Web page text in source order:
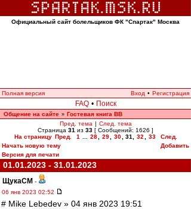
Официальный сайт болельщиков ФК "Спартак" Москва
Полная версия Вход • Регистрация
FAQ • Поиск
Общение на сайте » Гостевая книга ВВ
Пред. тема | След. тема
Страница 31 из 33 [ Сообщений: 1626 ]
На страницу Пред. 1 28 29 30 31 32 33
След.
Начать новую тему
Добавить
Версия для печати
01.01.2023 - 31.01.2023
ЩукаСМ -
06 янв 2023 02:52
# Mike Lebedev » 04 янв 2023 19:51